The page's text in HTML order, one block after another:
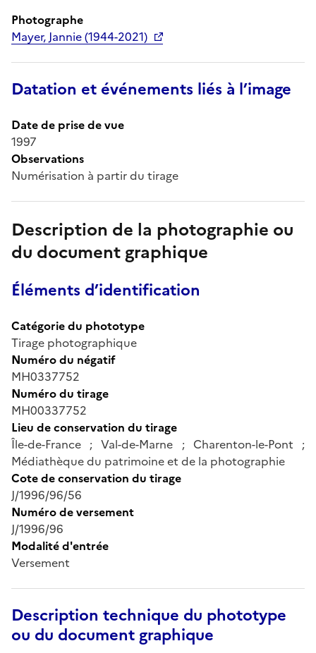
Photographe
Mayer, Jannie (1944-2021)
Datation et événements liés à l’image
Date de prise de vue
1997
Observations
Numérisation à partir du tirage
Description de la photographie ou
du document graphique
Éléments d’identification
Catégorie du phototype
Tirage photographique
Numéro du négatif
MH0337752
Numéro du tirage
MH00337752
Lieu de conservation du tirage
Île-de-France ; Val-de-Marne ; Charenton-le-Pont ;
Médiathèque du patrimoine et de la photographie
Cote de conservation du tirage
J/1996/96/56
Numéro de versement
J/1996/96
Modalité d'entrée
Versement
Description technique du phototype
ou du document graphique